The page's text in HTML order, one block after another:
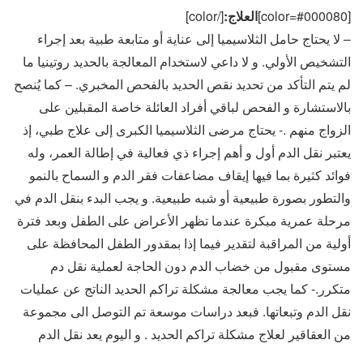
[color=#000080] العلاج:[/color]
– لا يحتاج حامل الثلاسيميا إلى عناية أو متابعة طبية بعد إجراء
التشخيص الأولي. و لا داعي لاستخدام المعالجة بالحديد روتينيا ما
لم يتم التأكد من تحديد نقص الحديد بالفحص المخبري. – كما يُنصح
بالاستشارة و الفحص لباقي أفراد العائلة خاصة المقبلين على
الزواج منهم .- يحتاج مرضى الثلاسيميا الكبرى إلى علاج طبي، إذ
يعتبر نقل الدم أول و أهم إجراء ذي فعالية في إطالة العمر، وله
فوائد كثيرة بما فيها إيقاف مضاعفات فقر الدم و السماح بالنمو
والتطور بصورة طبيعية أو شبه طبيعية. و يجب البدء بنقل الدم في
مرحلة عمرية مبكرة عندما تظهر الأعراض على الطفل وبعد فترة
أولية من المراقبة لتقدير فيما إذا بمقدور الطفل المحافظة على
مستوى مقبول من خضاب الدم دون الحاجة لعملية نقل دم
متكرر.- كما يجب معالجة مشكلة تراكم الحديد الناتج عن عمليات
نقل الدم وتبعاتها. فبعد دراسات موسعة تم التوصل الى مجموعة
من العقاقير لعلاج مشكلة تراكم الحديد . و اليوم يعد نقل الدم